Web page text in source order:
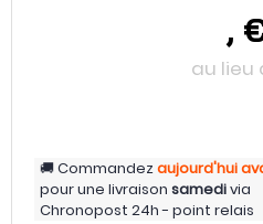
,
au lieu
Commandezaujourd'hui
pour une livraison samedivia
Chronopost 24h - point relais